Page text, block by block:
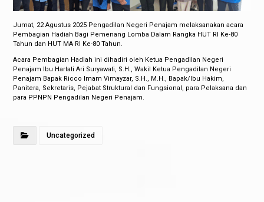
Jumat, 22 Agustus 2025 Pengadilan Negeri Penajam melaksanakan acara
Pembagian Hadiah Bagi Pemenang Lomba Dalam Rangka HUT RI Ke-80
Tahun dan HUT MA RI Ke-80 Tahun.
Acara Pembagian Hadiah ini dihadiri oleh Ketua Pengadilan Negeri
Penajam Ibu Hartati Ari Suryawati, S.H., Wakil Ketua Pengadilan Negeri
Penajam Bapak Ricco Imam Vimayzar, S.H., M.H., Bapak/Ibu Hakim,
Panitera, Sekretaris, Pejabat Struktural dan Fungsional, para Pelaksana dan
para PPNPN Pengadilan Negeri Penajam.
Uncategorized